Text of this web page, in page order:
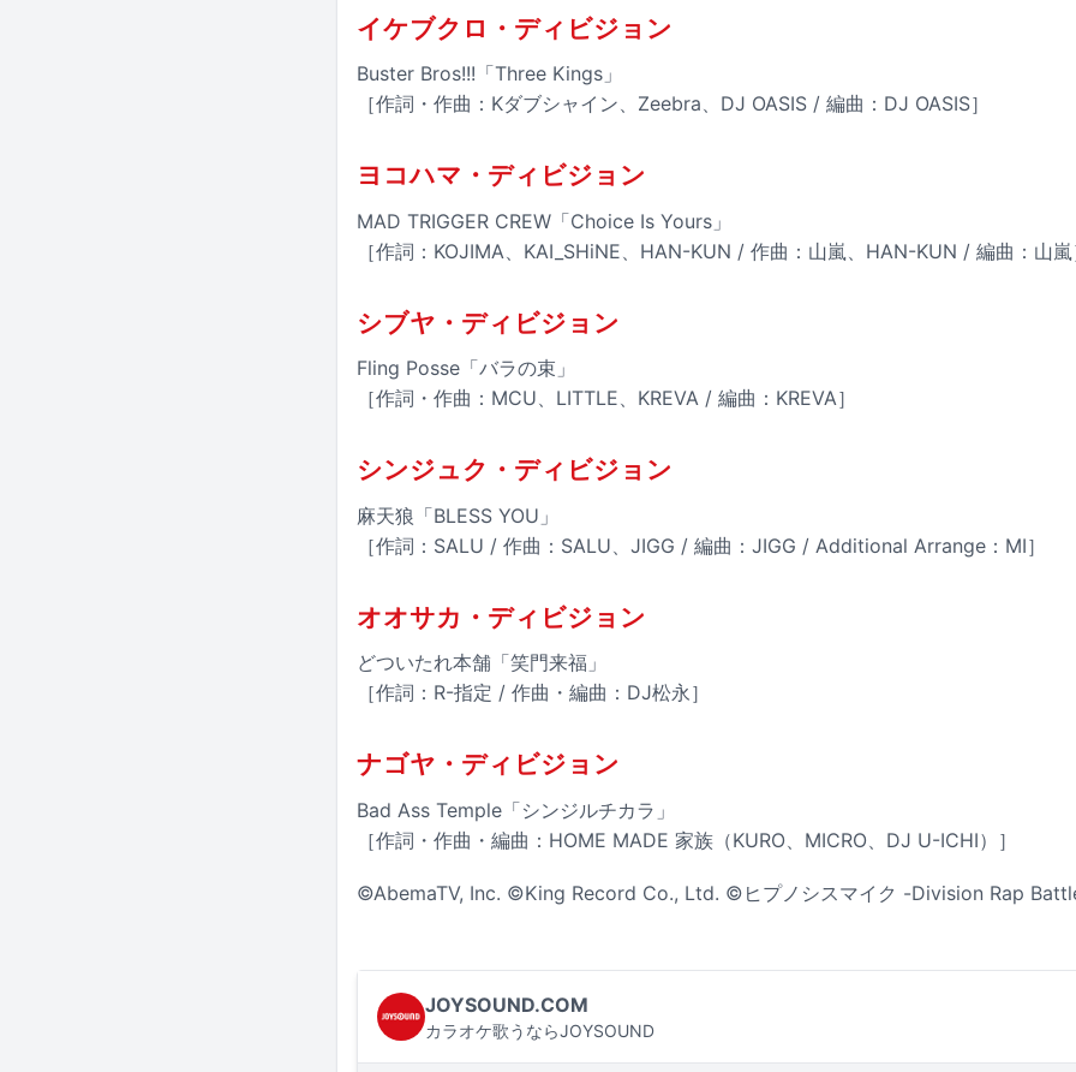
イケブクロ・ディビジョン
Buster Bros!!!「Three Kings」
［作詞・作曲：Kダブシャイン、Zeebra、DJ OASIS / 編曲：DJ OASIS］
ヨコハマ・ディビジョン
MAD TRIGGER CREW「Choice Is Yours」
［作詞：KOJIMA、KAI_SHiNE、HAN-KUN / 作曲：山嵐、HAN-KUN / 編曲：山
シブヤ・ディビジョン
Fling Posse「バラの束」
［作詞・作曲：MCU、LITTLE、KREVA / 編曲：KREVA］
シンジュク・ディビジョン
麻天狼「BLESS YOU」
［作詞：SALU / 作曲：SALU、JIGG / 編曲：JIGG / Additional Arrange：MI］
オオサカ・ディビジョン
どついたれ本舗「笑門来福」
［作詞：R-指定 / 作曲・編曲：DJ松永］
ナゴヤ・ディビジョン
Bad Ass Temple「シンジルチカラ」
［作詞・作曲・編曲：HOME MADE 家族（KURO、MICRO、DJ U-ICHI）］
©AbemaTV, Inc. ©King Record Co., Ltd. ©ヒプノシスマイク -Division Rap
JOYSOUND.COM
カラオケ歌うならJOYSOUND